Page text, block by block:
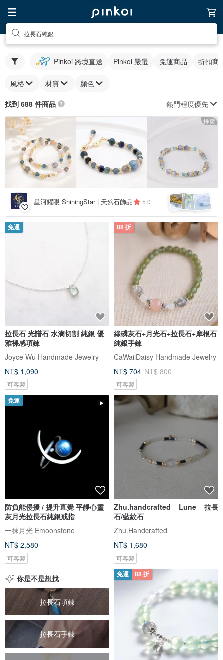
拉長石純銀
Pinkoi 跨境直送 Pinkoi 嚴選 免運商品 折扣商
風格 材質 顏色
找到 688 件商品 熱門程度優先
推廣
星河耀眼 ShiningStar | 天然石飾品 5.0
免運
拉長石 光譜石 水滴切割 純銀 優
雅裸感項鍊
Joyce Wu Handmade Jewelry
NT$ 1,090
可客製
88 折
綠磷灰石+月光石+拉長石+摩根石
純銀手鍊
CaWaiiDaisy Handmade Jewelry
NT$ 704 NT$ 800
可客製
免運
防負能侵擾 / 提升直覺 平靜心靈
灰月光拉長石純銀戒指
一抹月光 Emoonstone
NT$ 2,580
可客製
Zhu.handcrafted__Lune__拉長
石/藍紋石
Zhu.Handcrafted
NT$ 1,680
可客製
你是不是想找
拉長石項鍊
拉長石手鍊
免運 88 折